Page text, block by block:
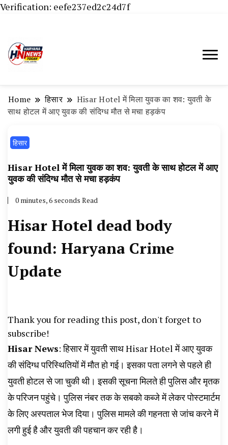
Verification: eefe237ed2c24d7f
हांसी, जींद और हरियाणा की ताजा खबरें
Haryana News Today, Haryana Live, Live
चैनल, Haryana News Today, Latest News
Hisar, Hisar Breaking News, Hansi News
Taaja Khabar, Haryana Crime News Today,
Weather Update in Haryana, Weather Alert
Haryana Police Fir, Haryana Portet Update
News, Student Portest News, Kisan Protest
News, AHN News, Abtak Haryana News,
Home हिसार
Hisar Hotel में मिला युवक का शव: युवती के
साथ होटल में आए युवक की संदिग्ध मौत से मचा हड़कंप
हिसार
Hisar Hotel में मिला युवक का शव: युवती के साथ होटल में आए
युवक की संदिग्ध मौत से मचा हड़कंप
0 minutes, 6 seconds Read
Hisar Hotel dead body
found: Haryana Crime
Update
Thank you for reading this post, don't forget to
subscribe!
Hisar News: हिसार में युवती साथ Hisar Hotel में आए युवक
की संदिग्ध परिस्थितियों में मौत हो गई। इसका पता लगने से पहले ही
युवती होटल से जा चुकी थी। इसकी सूचना मिलते ही पुलिस और मृतक
के परिजन पहुंचे। पुलिस नंबर तक के सबको कब्जे में लेकर पोस्टमार्टम
के लिए अस्पताल भेज दिया। पुलिस मामले की गहनता से जांच करने में
लगी हुई है और युवती की पहचान कर रही है।